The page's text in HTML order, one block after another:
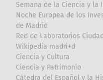
Semana de la Ciencia y la
Noche Europea de los
de Madrid
Red de Laboratorios
Wikipedia madri+d
Ciencia y Cultura
Ciencia y Patrimonio
Cátedra del Español y la